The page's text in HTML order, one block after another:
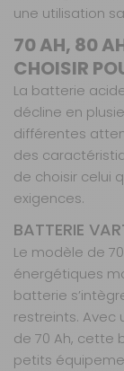
une utilisation
70 AH, 80
CHOISIR
La batterie
décline en
différentes
des
de choisir celui
exigences.
BATTERIE
Le modèle de
énergétiques
batterie
restreints. Avec
de 70 Ah, cette
petits